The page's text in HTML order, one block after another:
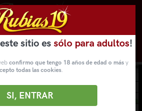
sitio es sólo para adultos!
confirmo que tengo 18 años de edad o másy
todas las cookies.
SI, ENTRAR